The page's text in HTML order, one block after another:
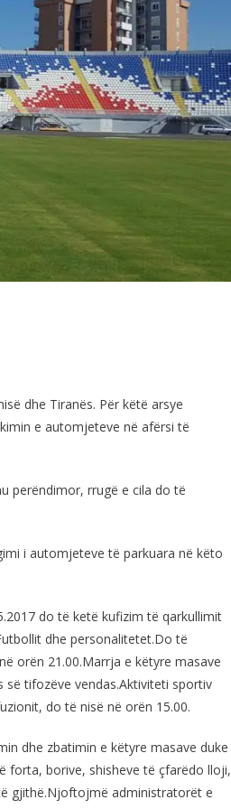
dhe Tiranës. Për këtë arsye
e automjeteve në afërsi të
perëndimor, rrugë e cila do të
i automjeteve të parkuara në këto
do të ketë kufizim të qarkullimit
dhe personalitetet.Do të
orën 21.00.Marrja e këtyre masave
së tifozëve vendas.Aktiviteti sportiv
do të nisë në orën 15.00.
dhe zbatimin e këtyre masave duke
forta, borive, shisheve të çfarëdo lloji,
gjithë.Njoftojmë administratorët e